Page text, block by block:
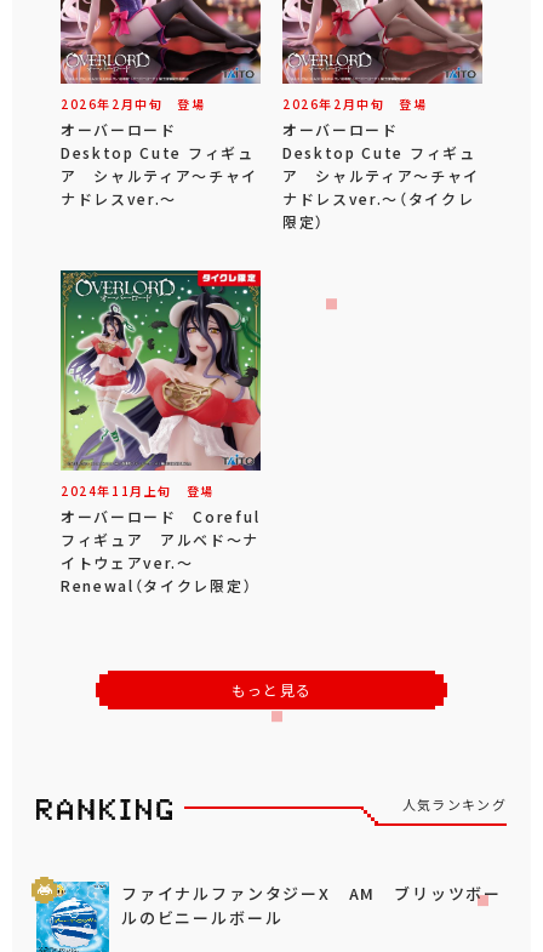
2026年 2 月中旬 登場
オーバーロード
Desktop Cute フィギュ
ア シャルティア～チャイ
ナドレスver.～
2026年 2 月中旬 登場
オーバーロード
Desktop Cute フィギュ
ア シャルティア～チャイ
ナドレスver.～（タイクレ
限定）
2024年 11 月 上旬 登場
オーバーロード Coreful
フィギュア アルベド～ナ
イトウェアver.～
Renewal（タイクレ限定）
もっと見る
人気ランキング
ファイナルファンタジーX AM ブリッツボー
ルのビニールボール